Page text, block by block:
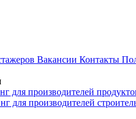
Вакансии Контакты
для производителей
для производителей